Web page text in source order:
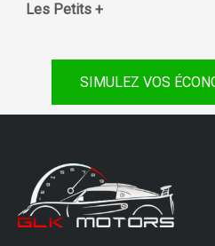
Les Petits +
SIMULEZ VOS